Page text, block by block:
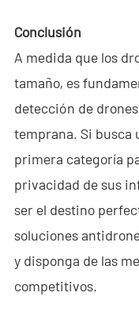
Conclusión
A medida que los
tamaño, es
detección de
temprana. Si busca
primera categoría
privacidad de sus
ser el destino
soluciones
y disponga de las
competitivos.